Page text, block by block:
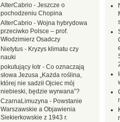
AlterCabrio - Jeszcze o
pochodzeniu Chopina
AlterCabrio - Wojna hybrydowa
przeciwko Polsce – prof.
Włodzimierz Osadczy
Nietytus - Kryzys klimatu czy
nauki
pokutujący łotr - Co oznaczają
słowa Jezusa „Każda roślina,
której nie sadził Ojciec mój
niebieski, będzie wyrwana”?
CzarnaLimuzyna - Powstanie
Warszawskie a Objawienia
Siekierkowskie z 1943 r.